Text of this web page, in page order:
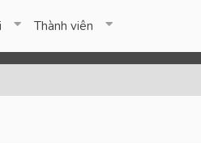
Thành viên